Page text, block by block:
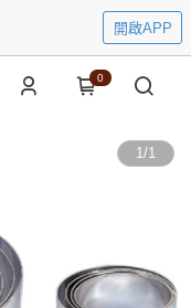
開啟APP
0
1/1